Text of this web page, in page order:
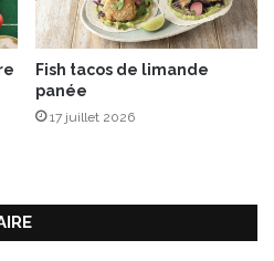
Fish tacos de limande
panée
17 juillet 2026